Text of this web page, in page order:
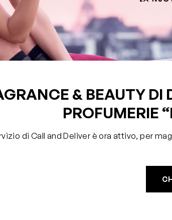
& BEAUTY
PROFUMERIE
di Call and Deliver è ora attivo, per